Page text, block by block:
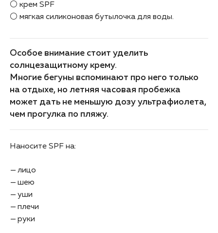
⚪ крем SPF
⚪ мягкая силиконовая бутылочка для воды.
Особое внимание стоит уделить
солнцезащитному крему.
Многие бегуны вспоминают про него только
на отдыхе, но летняя часовая пробежка
может дать не меньшую дозу ультрафиолета,
чем прогулка по пляжу.
Наносите SPF на:
лицо
шею
уши
плечи
руки